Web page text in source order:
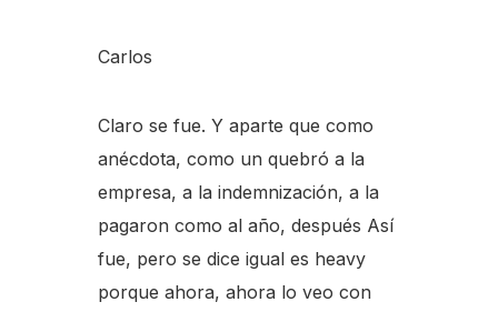
Carlos
Claro se fue. Y aparte que como
anécdota, como un quebró a la
empresa, a la indemnización, a la
pagaron como al año, después Así
fue, pero se dice igual es heavy
porque ahora, ahora lo veo con